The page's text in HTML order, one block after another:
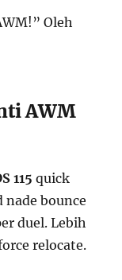
Oleh
AWM
115 quick
bounce
duel. Lebih
relocate.